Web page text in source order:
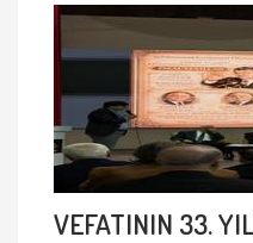
VEFATININ 33.